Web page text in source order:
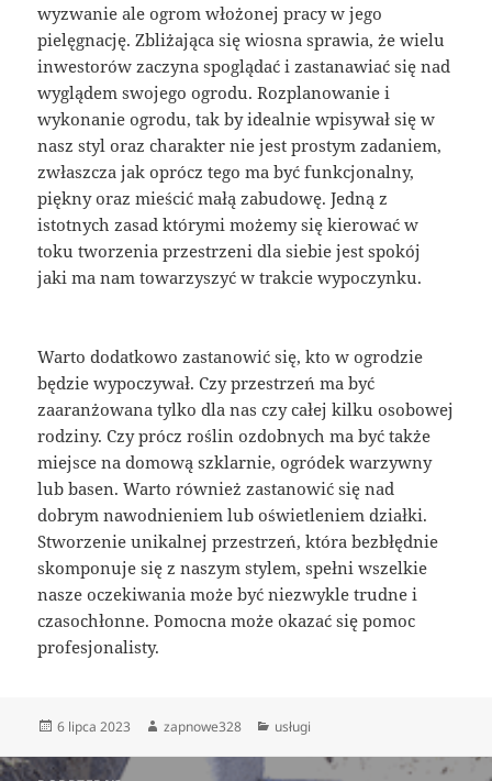
wyzwanie ale ogrom włożonej pracy w jego
pielęgnację. Zbliżająca się wiosna sprawia, że wielu
inwestorów zaczyna spoglądać i zastanawiać się nad
wyglądem swojego ogrodu. Rozplanowanie i
wykonanie ogrodu, tak by idealnie wpisywał się w
nasz styl oraz charakter nie jest prostym zadaniem,
zwłaszcza jak oprócz tego ma być funkcjonalny,
piękny oraz mieścić małą zabudowę. Jedną z
istotnych zasad którymi możemy się kierować w
toku tworzenia przestrzeni dla siebie jest spokój
jaki ma nam towarzyszyć w trakcie wypoczynku.
Warto dodatkowo zastanowić się, kto w ogrodzie
będzie wypoczywał. Czy przestrzeń ma być
zaaranżowana tylko dla nas czy całej kilku osobowej
rodziny. Czy prócz roślin ozdobnych ma być także
miejsce na domową szklarnie, ogródek warzywny
lub basen. Warto również zastanowić się nad
dobrym nawodnieniem lub oświetleniem działki.
Stworzenie unikalnej przestrzeń, która bezbłędnie
skomponuje się z naszym stylem, spełni wszelkie
nasze oczekiwania może być niezwykle trudne i
czasochłonne. Pomocna może okazać się pomoc
profesjonalisty.
Data
6 lipca 2023 Autor
zapnowe328 Kategorie
usługi
Nawigacja